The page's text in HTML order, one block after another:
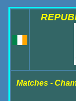
Matches -